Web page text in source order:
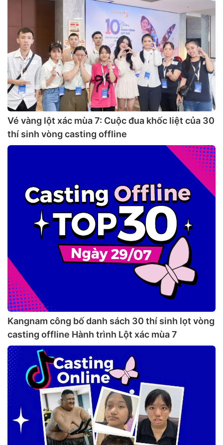
Vé vàng lột xác mùa 7: Cuộc đua khốc liệt của 30
thí sinh vòng casting offline
Kangnam công bố danh sách 30 thí sinh lọt vòng
casting offline Hành trình Lột xác mùa 7